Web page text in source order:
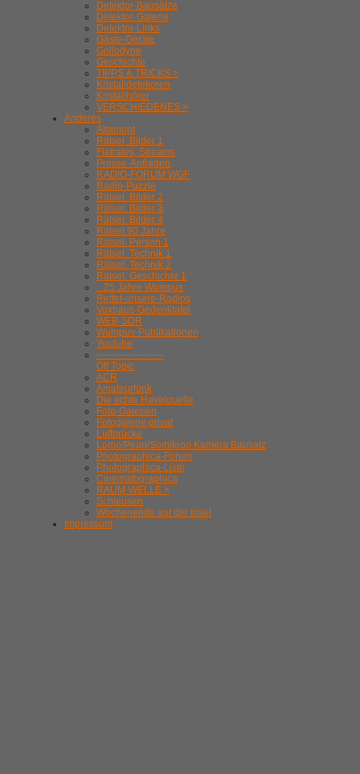
Detektor-Bausätze
Detektor-Galerie
Detektor-Links
Gäste-Geräte
Gollodyne
Geschichte
TIPPS & TRICKS >
Kristalldetekoren
Kristallhörer
VERSCHIEDENES >
Anderes
Altamont
Rätsel. Bilder 1
Flatrates, Streams
Presse-Anfragen
RADIO-FORUM WGF
Radio-Puzzle
Rätsel. Bilder 2
Rätsel. Bilder 3
Rätsel. Bilder 4
Rätsel 90 Jahre
Rätsel. Person 1
Rätsel. Technik 1
Rätsel. Technik 2
Rätsel. Geschichte 1
.. 25 Jahre Wumpus
Rettet-unsere-Radios
Voxhaus-Gedenktafel
WEB-SDR
Wumpus-Publikationen
Youtube
---------------------
Off Topic
ACR
Amateurfunk
Die echte Havelquelle
Foto-Galerien
Fotogalerie privat
Luftbrücke
Lomo/Pearl/Somikron Kamera Bausatz
Photographica-Forum
Photographica-Liste
Cinematographica
RAUM-WELLE >
Schleusen
Wochenende auf der Insel
Impressum